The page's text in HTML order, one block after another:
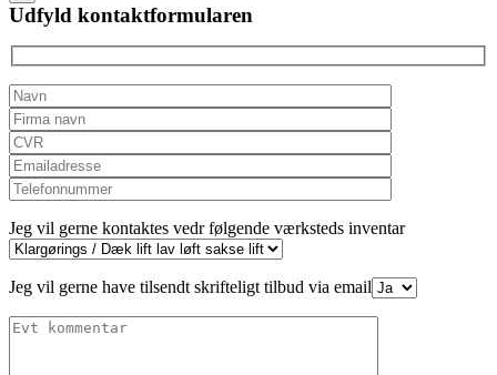
field
empty.
Udfyld kontaktformularen
Jeg vil gerne kontaktes vedr følgende værksteds inventar
Jeg vil gerne have tilsendt skrifteligt tilbud via email